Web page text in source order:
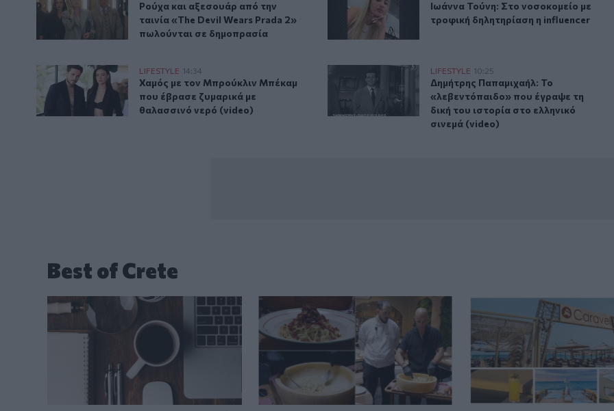
Ρούχα και αξεσουάρ από την ταινία «The Devil Wears Prada 2» πωλούνται σε δημοπρασία
Ρούχα και αξεσουάρ από την
ταινία «The Devil Wears Prada 2»
πωλούνται σε δημοπρασία
Ιωάννα Τούνη: Στο νοσοκομείο με
Ιωάννα Τούνη: Στο νοσοκομείο με
τροφική δηλητηρίαση η influencer
Χαμός με τον Μπρούκλιν Μπέκαμ που έβρασε ζυμαρικά με θαλασσινό νερό (video)
LIFESTYLE 14:34
Χαμός με τον Μπρούκλιν Μπέκαμ που έβρασε ζυμαρικά με θαλασσινό νερό (video)
Χαμός με τον Μπρούκλιν Μπέκαμ
που έβρασε ζυμαρικά με
θαλασσινό νερό (video)
Δημήτρης Παπαμιχαήλ: Το «λεβεντόπαιδο» που έγραψε
LIFESTYLE 10:25
Δημήτρης Παπαμιχαήλ: Το
Δημήτρης Παπαμιχαήλ: Το
«λεβεντόπαιδο» που έγραψε τη
δική του ιστορία στο ελληνικό
σινεμά (video)
Best of Crete